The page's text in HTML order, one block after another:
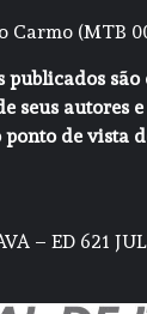
Carmo (MTB
publicados
seus autores
ponto de vista
– ED 621